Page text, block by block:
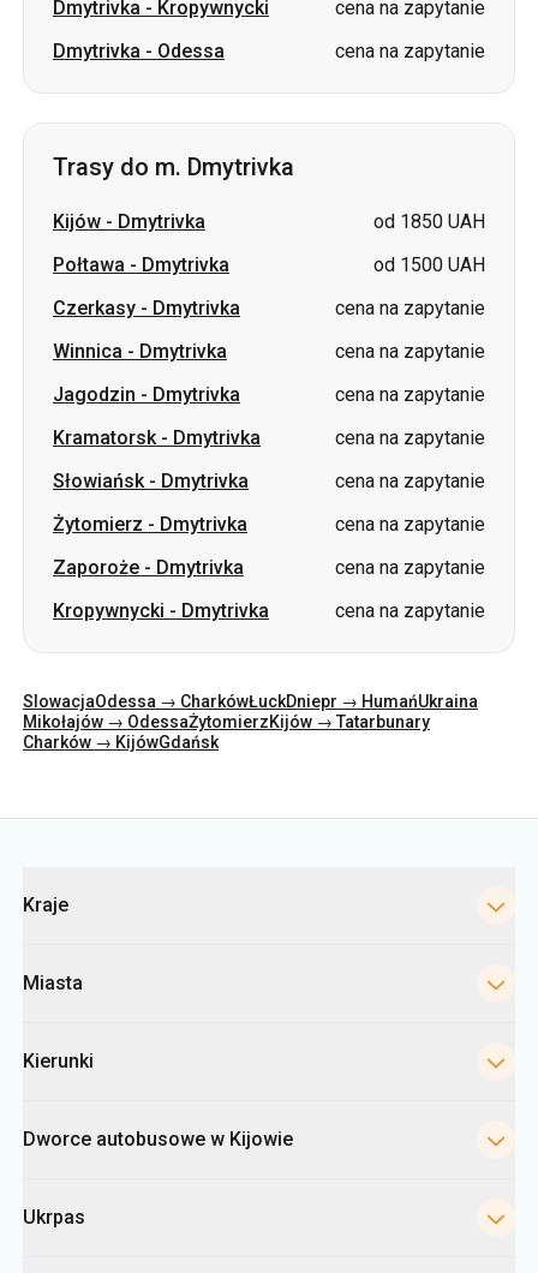
Trasy do m. Dmytrivka
Kijów-Dmytrivka
od 1850 UAH
Czerkasy- Dmytrivka
Winnica-Dmytrivka
cena na zapytanie
Jagodzin-Dmytrivka
cena na zapytanie
Kramatorsk-Dmytrivka
cena na zapytanie
Słowiańsk-Dmytrivka
cena na zapytanie
Żytomierz-Dmytrivka
cena na zapytanie
Zaporoże-Dmytrivka
cena na zapytanie
Kropywnycki-Dmytrivka cena na zapytanie
SlowacjaOdessa → Charków Dniepr → HumańUkraina
Charków → KijówGdańsk
Kategorie